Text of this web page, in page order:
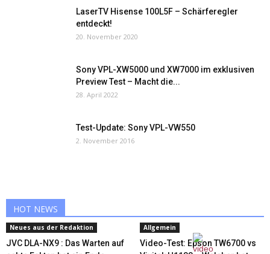
LaserTV Hisense 100L5F – Schärferegler
entdeckt!
20. November 2020
Sony VPL-XW5000 und XW7000 im exklusiven
Preview Test – Macht die...
28. April 2022
Test-Update: Sony VPL-VW550
2. November 2016
HOT NEWS
Neues aus der Redaktion
JVC DLA-NX9 : Das Warten auf
Allgemein
Video-Test: Epson TW6700 vs